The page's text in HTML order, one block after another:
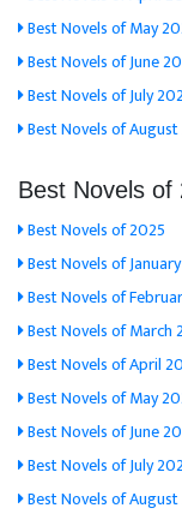
Best Novels of May
Best Novels of June
Best Novels of July
Best Novels of
Best Novels of
Best Novels of 2025
Best Novels of
Best Novels of
Best Novels of March
Best Novels of April
Best Novels of May
Best Novels of June
Best Novels of July
Best Novels of